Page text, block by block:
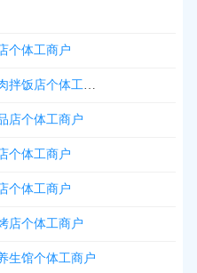
个体工商户
大兴安岭新林区缘记奥尔良烤肉拌饭店个体工商户
店个体工商户
个体工商户
个体工商户
店个体工商户
生馆个体工商户